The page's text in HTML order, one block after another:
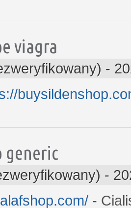
viagra
-
generic
-
-